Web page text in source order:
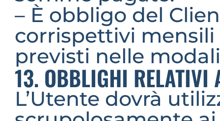
– È obbligo del
corrispettivi
previsti nelle
13. OBBLIGHI RELATIVI
L’Utente dovrà